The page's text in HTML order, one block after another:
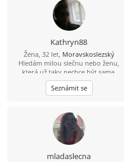
Kathryn88
Žena, 32 let, Moravskoslezský
Hledám milou slečnu nebo ženu,
která už taky nechce být sama.
Seznámit se
mladaslecna